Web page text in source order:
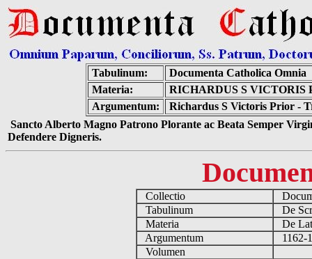
Tabulinum:
Documenta Catholica Omnia
Materia:
RICHARDUS S VICTORIS
Argumentum:
Richardus S Victoris Prior -
Sancto Alberto Magno Patrono Plorante ac Beata Semper
Defendere Digneris.
Collectio
Tabulinum
De
Materia
De
Argumentum
1162-
Volumen